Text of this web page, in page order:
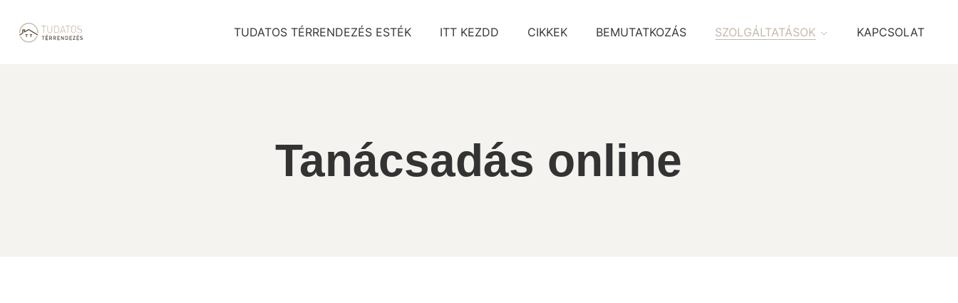
TUDATOS TÉRRENDEZÉS ESTÉK ITT KEZDD CIKKEK BEMUTATKOZÁS SZOLGÁLTATÁSOK KAPCSOLAT
Tanácsadás online